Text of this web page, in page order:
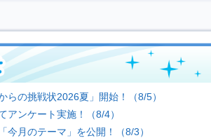
らの挑戦状2026夏」開始！（8/5）
アンケート実施！（8/4）
今月のテーマ」を公開！（8/3）